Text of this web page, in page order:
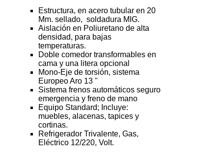
Estructura, en acero tubular en 20
Mm. sellado, soldadura MIG.
Aislación en Poliuretano de alta
densidad, para bajas
temperaturas.
Doble comedor transformables en
cama y una litera opcional
Mono-Eje de torsión, sistema
Europeo Aro 13 "
Sistema frenos automáticos seguro
emergencia y freno de mano
Equipo Standard; Incluye:
muebles, alacenas, tapices y
cortinas.
Refrigerador Trivalente, Gas,
Eléctrico 12/220, Volt.